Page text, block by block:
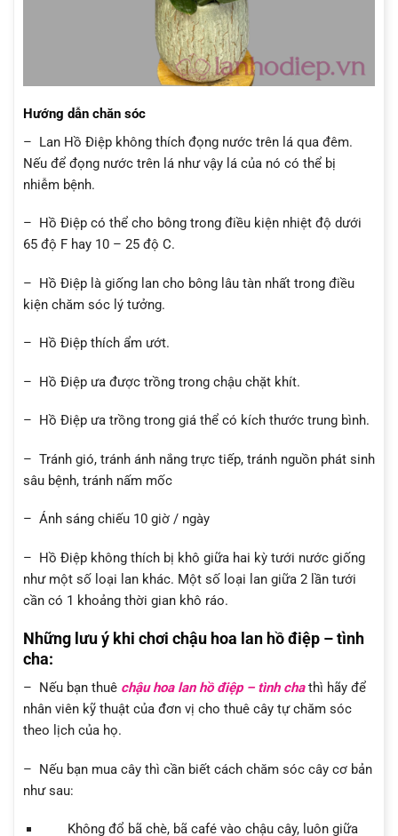
Hướng dẫn chăn sóc
– Lan Hồ Điệp không thích đọng nước trên lá qua đêm.
Nếu để đọng nước trên lá như vậy lá của nó có thể bị
nhiễm bệnh.
– Hồ Điệp có thể cho bông trong điều kiện nhiệt độ dưới
65 độ F hay 10 – 25 độ C.
– Hồ Điệp là giống lan cho bông lâu tàn nhất trong điều
kiện chăm sóc lý tưởng.
– Hồ Điệp thích ẩm ướt.
– Hồ Điệp ưa được trồng trong chậu chặt khít.
– Hồ Điệp ưa trồng trong giá thể có kích thước trung bình.
– Tránh gió, tránh ánh nắng trực tiếp, tránh nguồn phát sinh
sâu bệnh, tránh nấm mốc
– Ánh sáng chiếu 10 giờ / ngày
– Hồ Điệp không thích bị khô giữa hai kỳ tưới nước giống
như một số loại lan khác. Một số loại lan giữa 2 lần tưới
cần có 1 khoảng thời gian khô ráo.
Những lưu ý khi chơi chậu hoa lan hồ điệp – tình
cha:
– Nếu bạn thuê chậu hoa lan hồ điệp – tình chathì hãy để
nhân viên kỹ thuật của đơn vị cho thuê cây tự chăm sóc
theo lịch của họ.
– Nếu bạn mua cây thì cần biết cách chăm sóc cây cơ bản
như sau:
Không đổ bã chè, bã café vào chậu cây, luôn giữa